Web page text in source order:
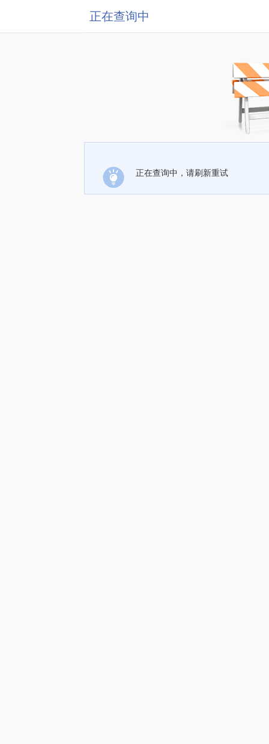
正在查询中
正在查询中，请刷新重试